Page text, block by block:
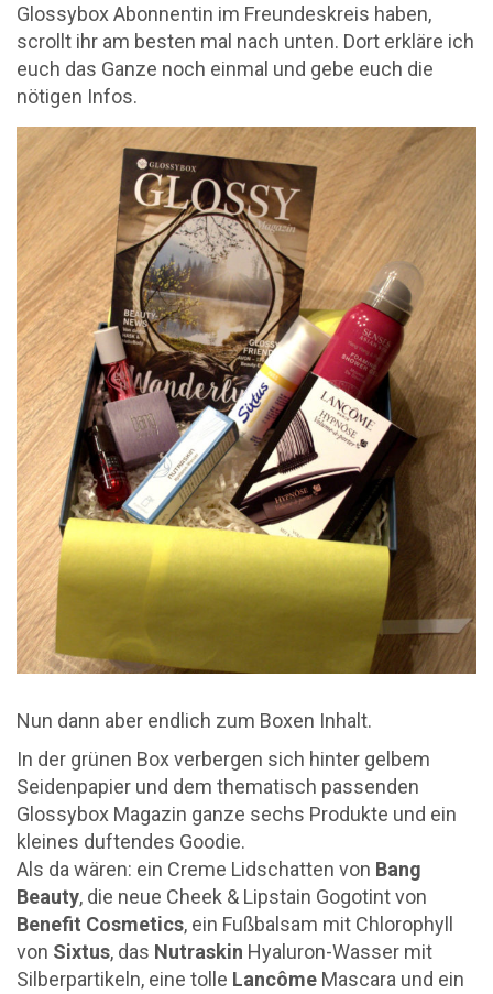
Glossybox Abonnentin im Freundeskreis haben,
scrollt ihr am besten mal nach unten. Dort erkläre ich
euch das Ganze noch einmal und gebe euch die
nötigen Infos.
Nun dann aber endlich zum Boxen Inhalt.
In der grünen Box verbergen sich hinter gelbem
Seidenpapier und dem thematisch passenden
Glossybox Magazin ganze sechs Produkte und ein
kleines duftendes Goodie.
Als da wären: ein Creme Lidschatten von Bang
Beauty, die neue Cheek & Lipstain Gogotint von
Benefit Cosmetics, ein Fußbalsam mit Chlorophyll
von Sixtus, das Nutraskin Hyaluron-Wasser mit
Silberpartikeln, eine tolle Lancôme Mascara und ein